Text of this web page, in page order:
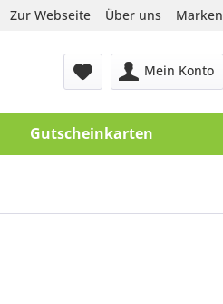
Zur Webseite Über uns Marken
Mein Konto
Gutscheinkarten